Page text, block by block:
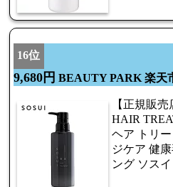
16位
9,680円 BEAUTY PARK 楽天
【正規販
HAIR
ヘア トリ
ジケア 健
ング ソスイ